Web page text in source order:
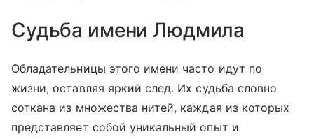
Судьба имени Людмила
Обладательницы этого имени часто идут по
жизни, оставляя яркий след. Их судьба словно
соткана из множества нитей, каждая из которых
представляет собой уникальный опыт и